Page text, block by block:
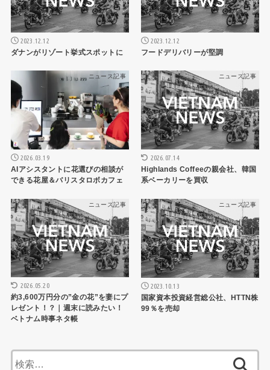
2023.12.12
ダナンがリゾート挙式スポットに
2023.12.12
フードデリバリーが堅調
ニュース記事
2026.03.19
AIアシスタントに花選びの相談が
できる花屋＆バリスタロボカフェ
ニュース記事
2026.07.14
Highlands Coffeeの親会社、韓国
系ベーカリーを買収
ニュース記事
2026.05.20
約3,600万円分の”金の花”を妻にプ
レゼント！？｜週末に読みたい！
ベトナム時事ネタ帳
ニュース記事
2023.10.13
国家資本投資経営総公社、HTTN株
99％を売却